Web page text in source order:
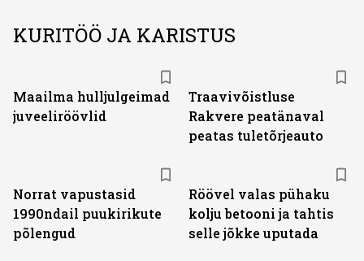
KURITÖÖ JA KARISTUS
Maailma hulljulgeimad
juveeliröövlid
Traavivõistluse
Rakvere peatänaval
peatas tuletõrjeauto
Norrat vapustasid
1990ndail puukirikute
põlengud
Röövel valas pühaku
kolju betooni ja tahtis
selle jõkke uputada